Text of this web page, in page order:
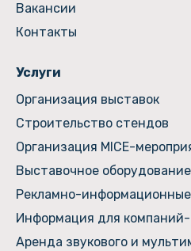
Вакансии
Контакты
Услуги
Организация выставок
Строительство стендов
Организация MICE-
Выставочное оборудование
Рекламно-информационные
Информация для
Аренда звукового и